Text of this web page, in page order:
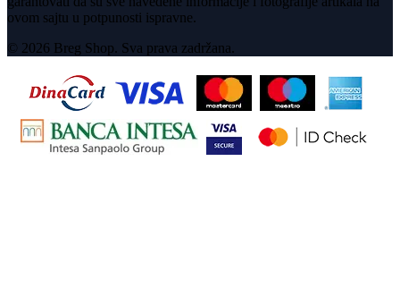
ovom sajtu u potpunosti ispravne.
© 2026 Breg Shop. Sva prava zadržana.